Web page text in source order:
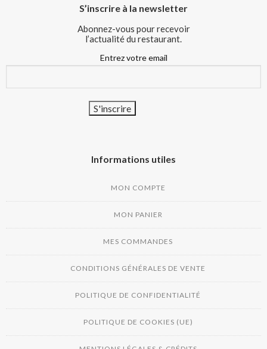
S’inscrire à la newsletter
Abonnez-vous pour recevoir
l’actualité du restaurant.
Entrez votre email
Informations utiles
MON COMPTE
MON PANIER
MES COMMANDES
CONDITIONS GÉNÉRALES DE VENTE
POLITIQUE DE CONFIDENTIALITÉ
POLITIQUE DE COOKIES (UE)